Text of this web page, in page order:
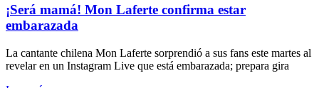
Mon
embarazada
¡Será mamá! Mon Laferte confirma estar
embarazada
La cantante chilena Mon Laferte sorprendió a sus fans este martes al
revelar en un Instagram Live que está embarazada; prepara gira